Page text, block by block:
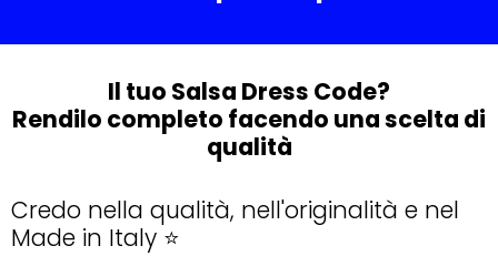
Il tuo Salsa Dress Code?
Rendilo completo facendo una scelta di
qualità
Credo nella qualità, nell'originalità e nel
Made in Italy ⭐